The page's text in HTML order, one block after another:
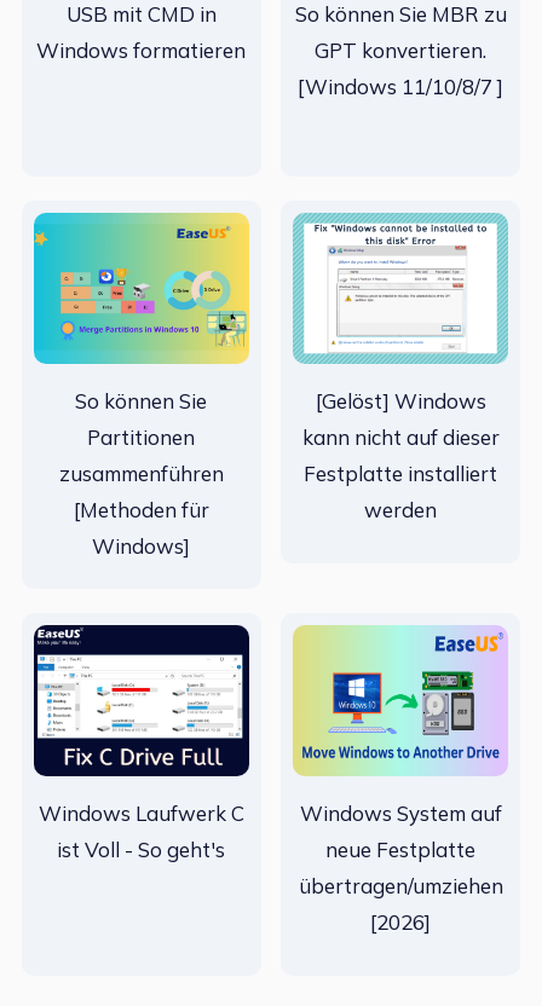
USB mit CMD in
Windows formatieren
So können Sie MBR zu
GPT konvertieren.
[Windows 11/10/8/7 ]
So können Sie
Partitionen
zusammenführen
[Methoden für
Windows]
[Gelöst] Windows
kann nicht auf dieser
Festplatte installiert
werden
Windows Laufwerk C
ist Voll - So geht's
Windows System auf
neue Festplatte
übertragen/umziehen
[2026]